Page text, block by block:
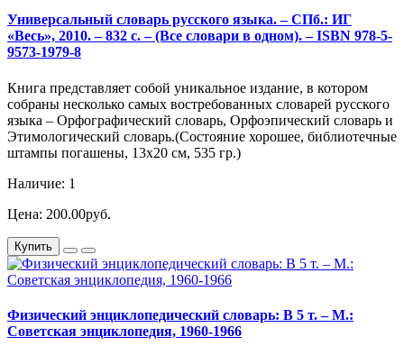
Универсальный словарь русского языка. – СПб.: ИГ
«Весь», 2010. – 832 с. – (Все словари в одном). – ISBN 978-5-
9573-1979-8
Книга представляет собой уникальное издание, в котором
собраны несколько самых востребованных словарей русского
языка – Орфографический словарь, Орфоэпический словарь и
Этимологический словарь.(Состояние хорошее, библиотечные
штампы погашены, 13х20 см, 535 гр.)
Наличие: 1
Цена: 200.00руб.
Купить
Физический энциклопедический словарь: В 5 т. – М.:
Советская энциклопедия, 1960-1966